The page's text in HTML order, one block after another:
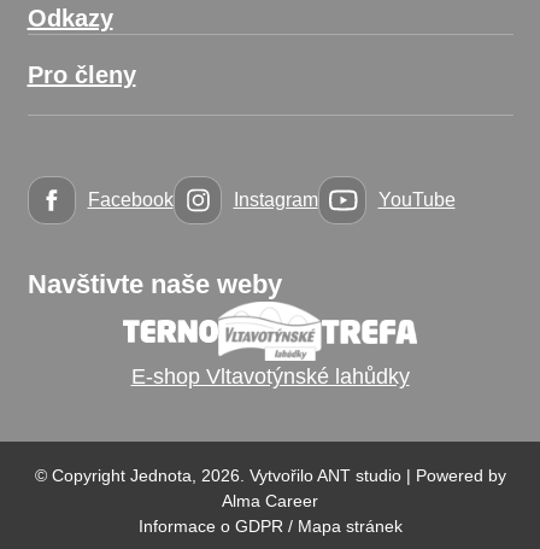
Odkazy
Pro členy
Facebook Instagram YouTube
Navštivte naše weby
E-shop Vltavotýnské lahůdky
© Copyright Jednota, 2026. VytvořiloANT studio| Powered by
Alma Career
Informace o GDPR / Mapa stránek